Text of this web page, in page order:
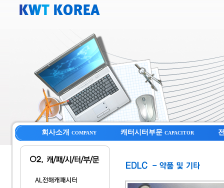
회사소개 COMPANY 캐터시터부문 CAPACITOR